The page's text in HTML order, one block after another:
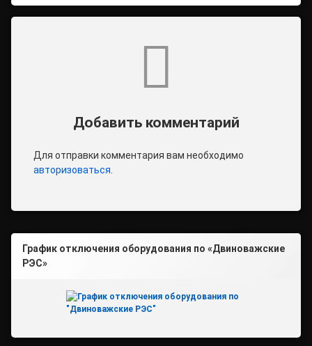
Добавить комментарий
Для отправки комментария вам необходимо
авторизоваться
График отключения оборудования по «Двиноважские
РЭС»